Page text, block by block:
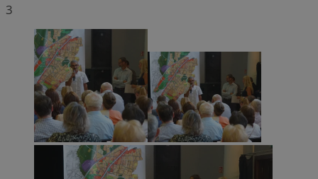
3